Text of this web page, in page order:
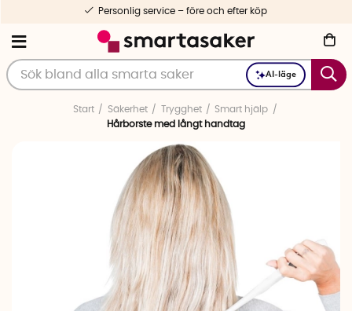
AI-läge
Personlig service – före och efter köp
Start Säkerhet Trygghet
Smart hjälp
Hårborste med långt handtag